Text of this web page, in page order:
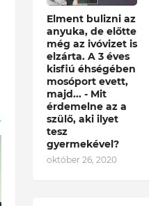
Elment bulizni az
anyuka, de előtte
még az ivóvizet is
elzárta. A 3 éves
kisfiú éhségében
mosóport evett,
majd... - Mit
érdemelne az a
szülő, aki ilyet
tesz
gyermekével?
október 26, 2020